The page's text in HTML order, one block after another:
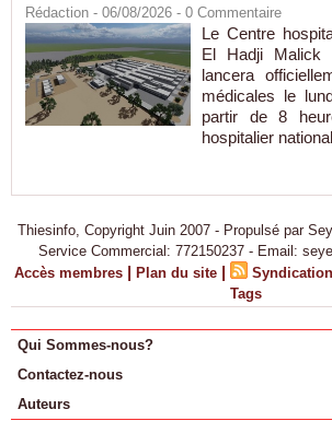
Rédaction - 06/08/2026 - 0 Commentaire
Le Centre
El Hadji Malick
lancera
médicales le
partir de 8
hospitalier
Thiesinfo, Copyright Juin 2007 - Propulsé par
Service Commercial: 772150237 - Email:
Accès membres | Plan du site | Syndication
Tags
Qui Sommes-nous?
Contactez-nous
Auteurs